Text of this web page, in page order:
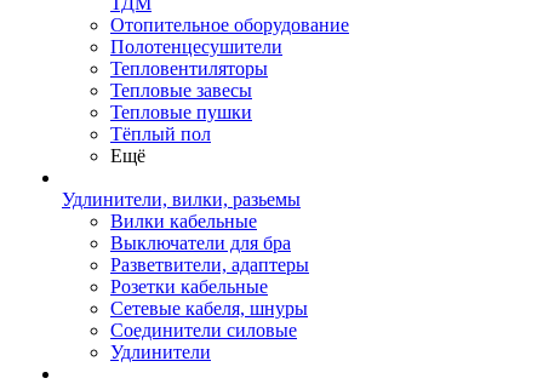
Отопительное оборудование
Полотенцесушители
Тепловентиляторы
Тепловые завесы
Тепловые пушки
Тёплый пол
Ещё
Удлинители, вилки, разьемы
Вилки кабельные
Выключатели для бра
Разветвители, адаптеры
Розетки кабельные
Сетевые кабеля, шнуры
Соединители силовые
Удлинители